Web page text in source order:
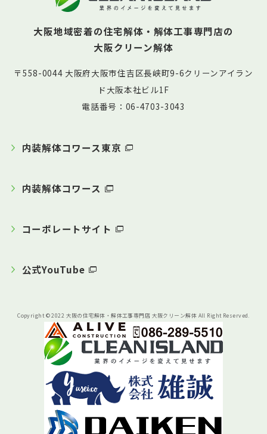
大阪地域密着の住宅解体・解体工事専門店の
大阪クリーン解体
〒558-0044 大阪府大阪市住吉区長峡町9-6クリーンアイラン
ド大阪本社ビル1F
電話番号：06-4703-3043
内装解体コワース東京
内装解体コワース
コーポレートサイト
公式YouTube
Copyright © 2022 大阪の住宅解体・解体工事専門店 大阪クリーン解体 All Right Reserved.